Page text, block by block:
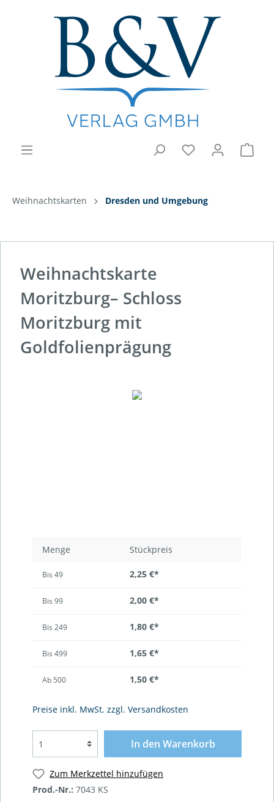
Weihnachtskarten Dresden und Umgebung
Weihnachtskarte
Moritzburg– Schloss
Moritzburg mit
Goldfolienprägung
Menge Stückpreis
Bis 49 2,25 €*
Bis 99 2,00 €*
Bis 249 1,80 €*
Bis 499 1,65 €*
Ab 500 1,50 €*
Preise inkl. MwSt. zzgl. Versandkosten
In den Warenkorb
Zum Merkzettel hinzufügen
Prod.-Nr.: 7043 KS